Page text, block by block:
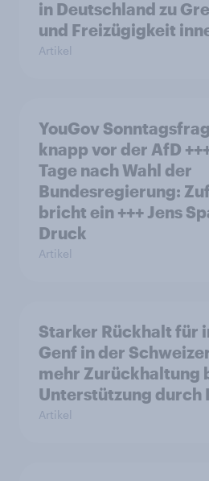
in Deutschland zu
und Freizügigkeit
Artikel
YouGov
knapp vor der AfD
Tage nach Wahl der
Bundesregierung:
bricht ein +++ Jens
Druck
Artikel
Starker Rückhalt für
Genf in der
mehr Zurückhaltung
Unterstützung durch
Artikel